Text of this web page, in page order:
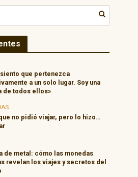
siento que pertenezca
a un solo lugar. Soy una
de todos ellos»
no pidió viajar, pero lo hizo…
de metal: cómo las monedas
revelan los viajes y secretos del